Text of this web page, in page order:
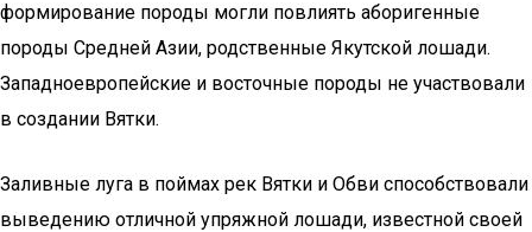
формирование породы могли повлиять аборигенные
породы Средней Азии, родственные Якутской лошади.
Западноевропейские и восточные породы не участвовали
в создании Вятки.
Заливные луга в поймах рек Вятки и Обви способствовали
выведению отличной упряжной лошади, известной своей